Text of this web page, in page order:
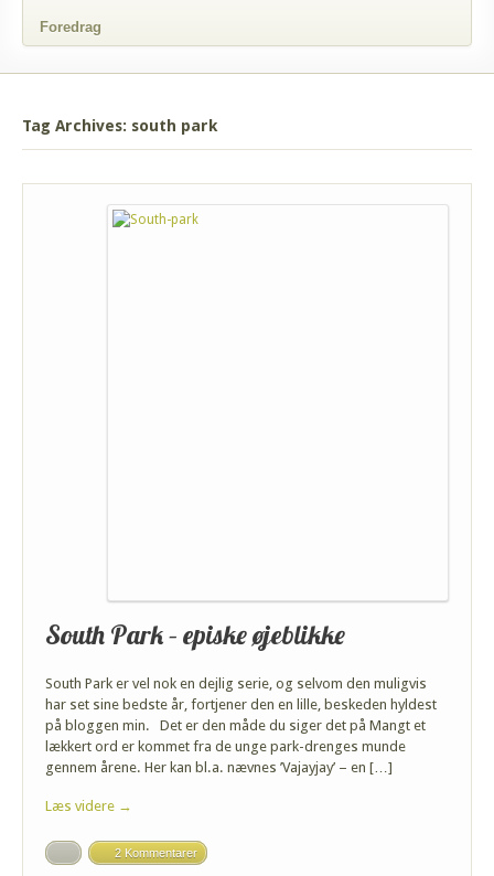
Foredrag
Tag Archives: south park
South Park – episke øjeblikke
South Park er vel nok en dejlig serie, og selvom den muligvis
har set sine bedste år, fortjener den en lille, beskeden hyldest
på bloggen min. Det er den måde du siger det på Mangt et
lækkert ord er kommet fra de unge park-drenges munde
gennem årene. Her kan bl.a. nævnes ’Vajayjay’ – en […]
Læs videre →
2 Kommentarer